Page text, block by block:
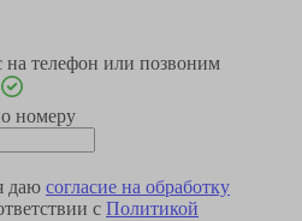
телефон или позвоним
номеру
даю согласие на обработку
с Политикой